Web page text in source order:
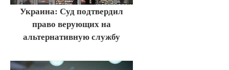
Украина: Суд подтвердил
право верующих на
альтернативную службу